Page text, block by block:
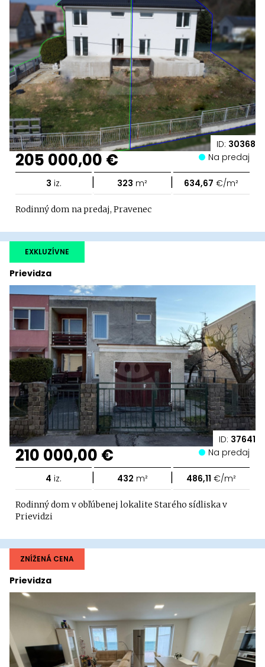
ID: 30368
205 000,00 € Na predaj
3 iz. | 323 m² | 634,67 €/m²
Rodinný dom na predaj, Pravenec
ID: 37641
Prievidza
EXKLUZÍVNE
210 000,00 € Na predaj
4 iz. | 432 m² | 486,11 €/m²
Rodinný dom v obľúbenej lokalite Starého sídliska v
Prievidzi
Prievidza
ZNÍŽENÁ CENA